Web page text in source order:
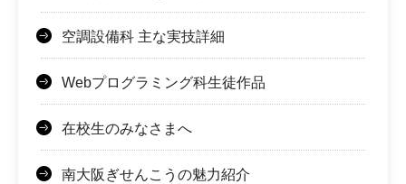
空調設備科 主な実技詳細
Webプログラミング科生徒作品
在校生のみなさまへ
南大阪ぎせんこうの魅力紹介